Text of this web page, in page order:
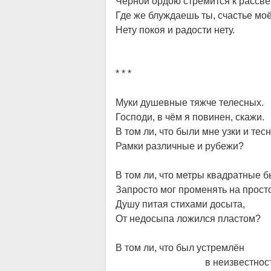
Где же блуждаешь ты, счастье
Нету покоя и радости нету.
* * *
Муки душевные тяжче телесных.
Господи, в чём я повинен, скажи.
В том ли, что были мне узки и
Рамки различные и рубежи?
В том ли, что метры квадратные
Запросто мог променять на
Душу питая стихами досыта,
От недосыпа ложился пластом?
В том ли, что был устремлён
в